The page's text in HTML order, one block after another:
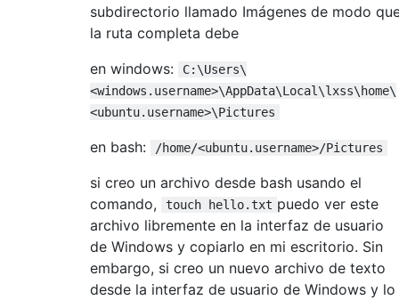
subdirectorio llamado Imágenes de modo
la ruta completa debe
en windows:
C:\Users\
<windows.username>\AppData\Local\lxss\home\
<ubuntu.username>\Pictures
en bash: /home/<ubuntu.username>/Pictures
si creo un archivo desde bash usando el
comando,
touch hello.txt puedo ver este
archivo libremente en la interfaz de usuario
de Windows y copiarlo en mi escritorio. Sin
embargo, si creo un nuevo archivo de texto
desde la interfaz de usuario de Windows y lo